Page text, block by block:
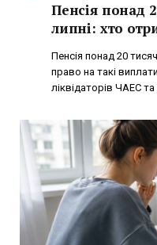
Пенсія понад
липні: хто
Пенсія понад 20
право на такі
ліквідаторів ЧАЕС